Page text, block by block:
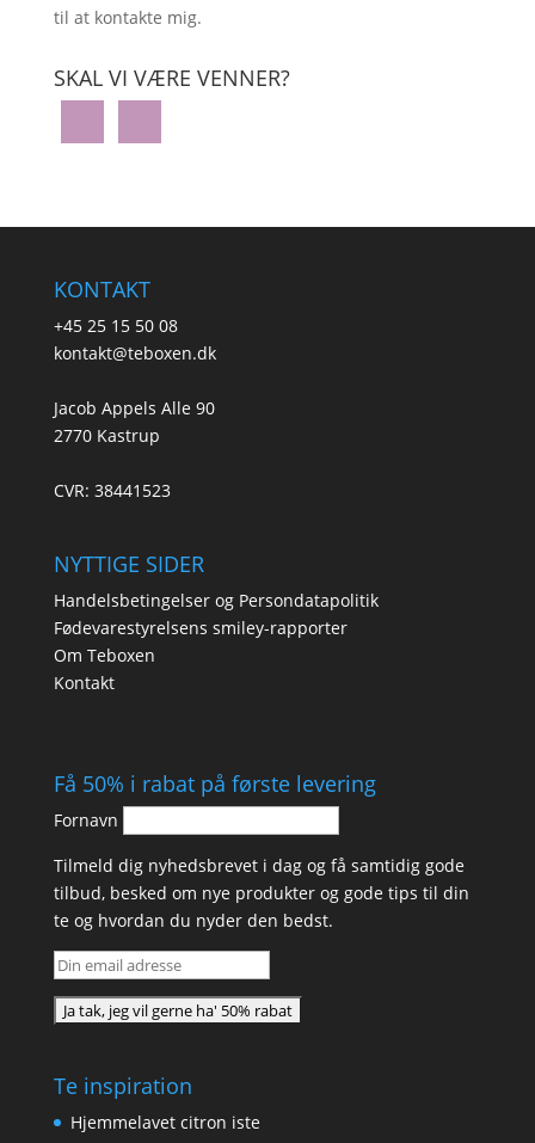
til at kontakte mig.
SKAL VI VÆRE VENNER?
KONTAKT
+45 25 15 50 08
kontakt@teboxen.dk
Jacob Appels Alle 90
2770 Kastrup
CVR: 38441523
NYTTIGE SIDER
Handelsbetingelser og Persondatapolitik
Fødevarestyrelsens smiley-rapporter
Om Teboxen
Kontakt
Få 50% i rabat på første levering
Fornavn
Tilmeld dig nyhedsbrevet i dag og få samtidig gode
tilbud, besked om nye produkter og gode tips til din
te og hvordan du nyder den bedst.
Te inspiration
Hjemmelavet citron iste